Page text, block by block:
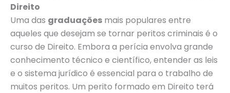
Direito
Uma das graduações mais populares entre
aqueles que desejam se tornar peritos criminais é o
curso de Direito. Embora a perícia envolva grande
conhecimento técnico e científico, entender as leis
e o sistema jurídico é essencial para o trabalho de
muitos peritos. Um perito formado em Direito terá